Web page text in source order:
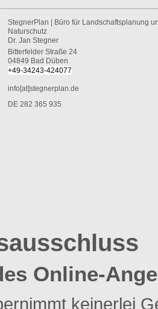
StegnerPlan | Büro für Landschaftsplanung
Naturschutz
Dr. Jan Stegner
Bitterfelder Straße 24
04849 Bad Düben
+49-34243-424077
info[at]stegnerplan.de
DE 282 365 935
Online-
keinerlei